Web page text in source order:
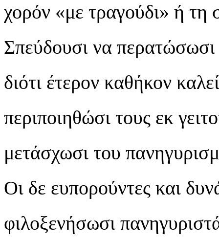
χορόν «με τραγούδι» ή
Σπεύδουσι να περατώσωσι
διότι έτερον καθήκον
περιποιηθώσι τους εκ
μετάσχωσι του
Οι δε ευπορούντες και
φιλοξενήσωσι